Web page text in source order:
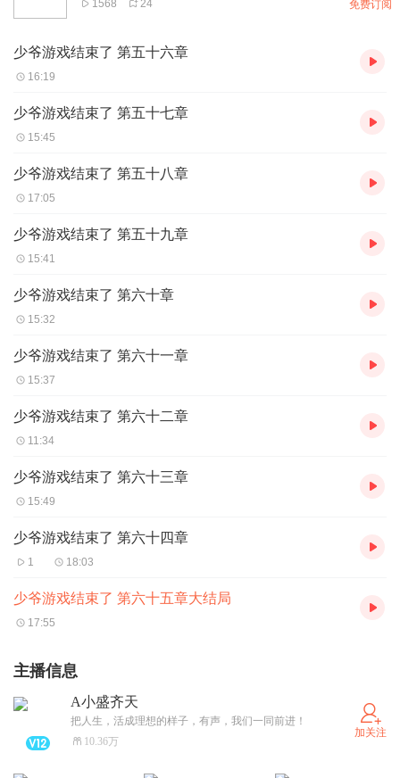
1568 24 免费订阅
少爷游戏结束了 第五十六章
16:19
少爷游戏结束了 第五十七章
15:45
少爷游戏结束了 第五十八章
17:05
少爷游戏结束了 第五十九章
15:41
少爷游戏结束了 第六十章
15:32
少爷游戏结束了 第六十一章
15:37
少爷游戏结束了 第六十二章
11:34
少爷游戏结束了 第六十三章
15:49
少爷游戏结束了 第六十四章
1 18:03
少爷游戏结束了 第六十五章大结局
17:55
主播信息
A小盛齐天
把人生，活成理想的样子，有声，我们一同前进！
10.36万
加关注